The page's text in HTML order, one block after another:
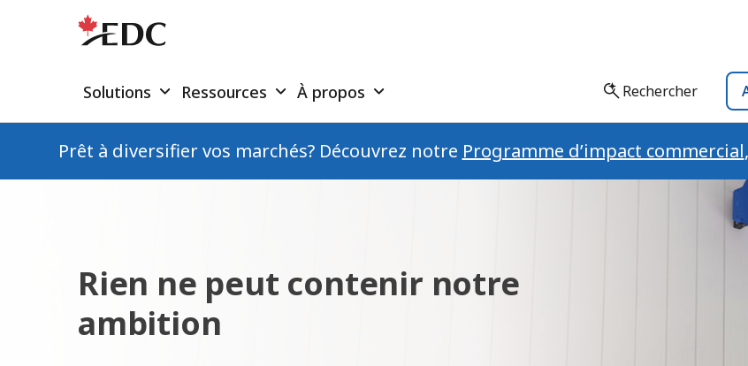
Solutions Ressources À propos Rechercher
Prêt à diversifier vos marchés? Découvrez notre Programme d’impact commercial
Rien ne peut contenir notre
ambition